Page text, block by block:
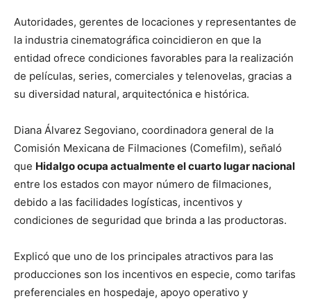
Autoridades, gerentes de locaciones y representantes de
la industria cinematográfica coincidieron en que la
entidad ofrece condiciones favorables para la realización
de películas, series, comerciales y telenovelas, gracias a
su diversidad natural, arquitectónica e histórica.
Diana Álvarez Segoviano, coordinadora general de la
Comisión Mexicana de Filmaciones (Comefilm), señaló
que Hidalgo ocupa actualmente el cuarto lugar nacional
entre los estados con mayor número de filmaciones,
debido a las facilidades logísticas, incentivos y
condiciones de seguridad que brinda a las productoras.
Explicó que uno de los principales atractivos para las
producciones son los incentivos en especie, como tarifas
preferenciales en hospedaje, apoyo operativo y